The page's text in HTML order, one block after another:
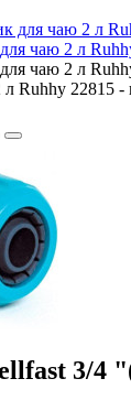
чаю 2 л
чаю 2 л
Ruhhy 22815 -
3/4